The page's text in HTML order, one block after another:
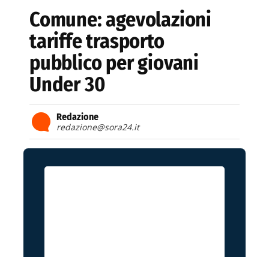
Comune: agevolazioni
tariffe trasporto
pubblico per giovani
Under 30
Redazione
redazione@sora24.it